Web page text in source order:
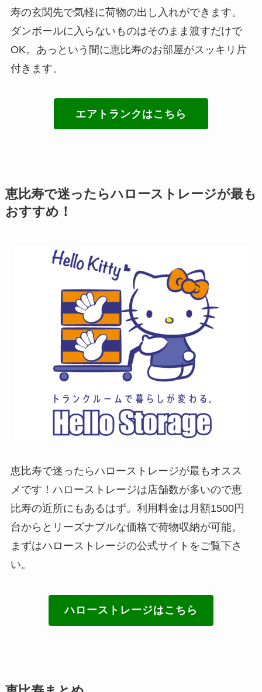
寿の玄関先で気軽に荷物の出し入れができます。
ダンボールに入らないものはそのまま渡すだけで
OK。あっという間に恵比寿のお部屋がスッキリ片
付きます。
エアトランクはこちら
恵比寿で迷ったらハローストレージが最も
おすすめ！
恵比寿で迷ったらハローストレージが最もオスス
メです！ハローストレージは店舗数が多いので恵
比寿の近所にもあるはず。利用料金は月額1500円
台からとリーズナブルな価格で荷物収納が可能。
まずはハローストレージの公式サイトをご覧下さ
い。
ハローストレージはこちら